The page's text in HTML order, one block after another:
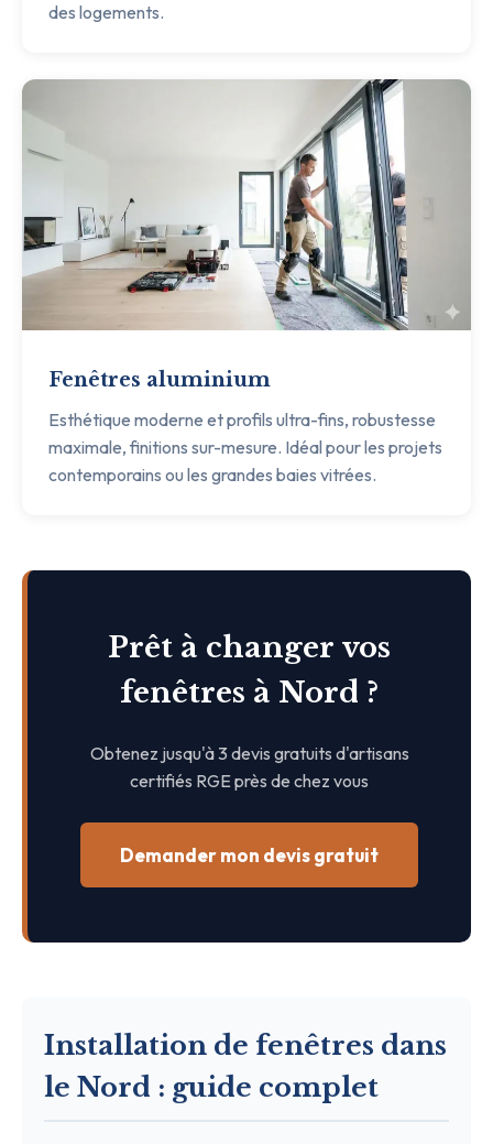
des logements.
Fenêtres aluminium
Esthétique moderne et profils ultra-fins, robustesse
maximale, finitions sur-mesure. Idéal pour les projets
contemporains ou les grandes baies vitrées.
Prêt à changer vos
fenêtres à Nord ?
Obtenez jusqu'à 3 devis gratuits d'artisans
certifiés RGE près de chez vous
Demander mon devis gratuit
Installation de fenêtres dans
le Nord : guide complet